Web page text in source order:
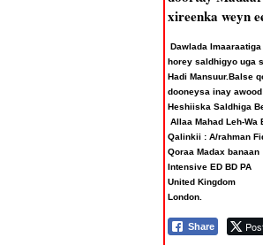
xireenka weyn
Dawlada
horey saldhigyo uga
Hadi Mansuur.Balse
dooneysa inay
Heshiiska Saldhiga
Allaa Mahad Leh-Wa
Qalinkii : A/rahman
Qoraa Madax banaan
Intensive ED BD PA
United Kingdom
London.
Share